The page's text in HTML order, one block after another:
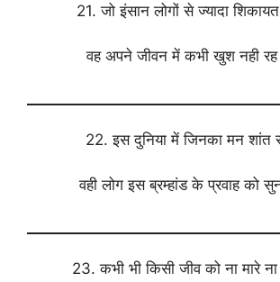
21. जो इंसान लोगों से ज्यादा
वह अपने जीवन में कभी खुश नही
22. इस दुनिया में जिनका मन शांत
वही लोग इस ब्रम्हांड के प्रवाह को
23. कभी भी किसी जीव को ना मारे